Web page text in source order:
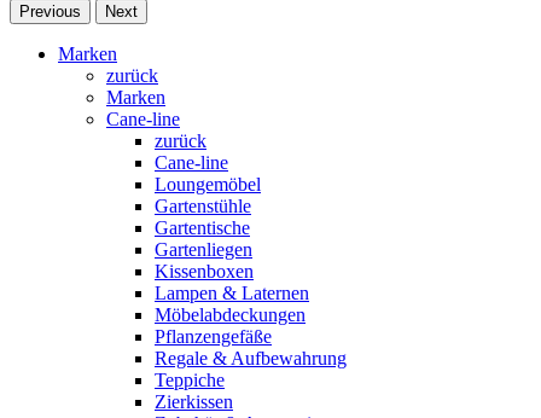
Previous Next
Marken
zurück
Marken
Cane-line
zurück
Cane-line
Loungemöbel
Gartenstühle
Gartentische
Gartenliegen
Kissenboxen
Lampen & Laternen
Möbelabdeckungen
Pflanzengefäße
Regale & Aufbewahrung
Teppiche
Zierkissen